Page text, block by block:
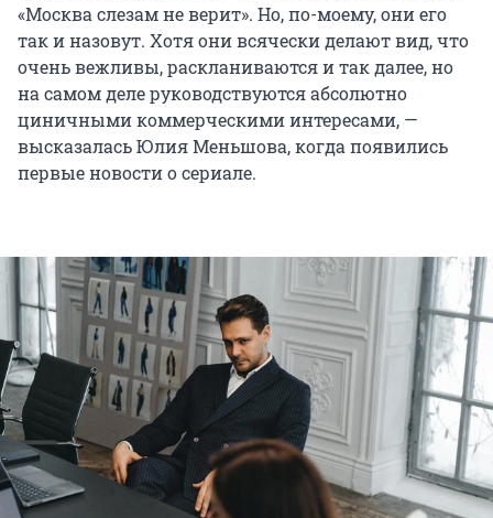
«Москва слезам не верит». Но, по-моему, они его
так и назовут. Хотя они всячески делают вид, что
очень вежливы, раскланиваются и так далее, но
на самом деле руководствуются абсолютно
циничными коммерческими интересами, —
высказалась Юлия Меньшова, когда появились
первые новости о сериале.